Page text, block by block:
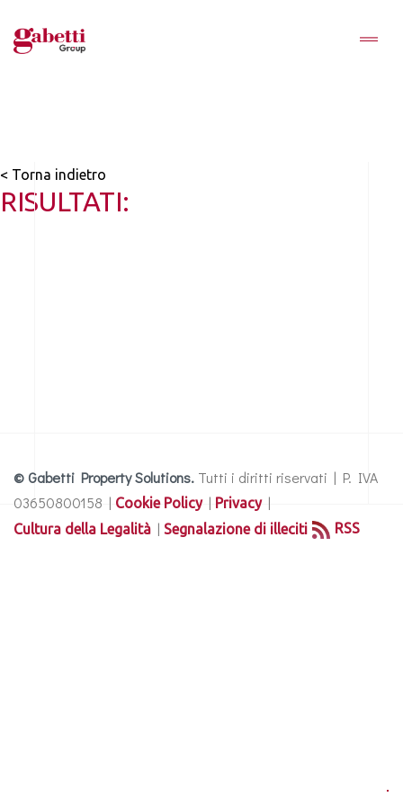
< Torna indietro
RISULTATI:
© Gabetti Property Solutions. Tutti i diritti riservati | P. IVA
03650800158 | Cookie Policy| Privacy|
Cultura della Legalità | Segnalazione di illeciti RSS